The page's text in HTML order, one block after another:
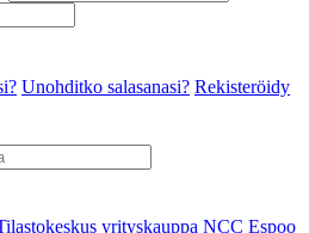
Unohditko salasanasi? Rekisteröidy
yrityskauppa NCC Espoo